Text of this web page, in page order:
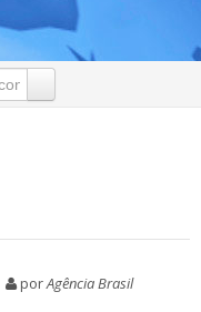
porAgência Brasil